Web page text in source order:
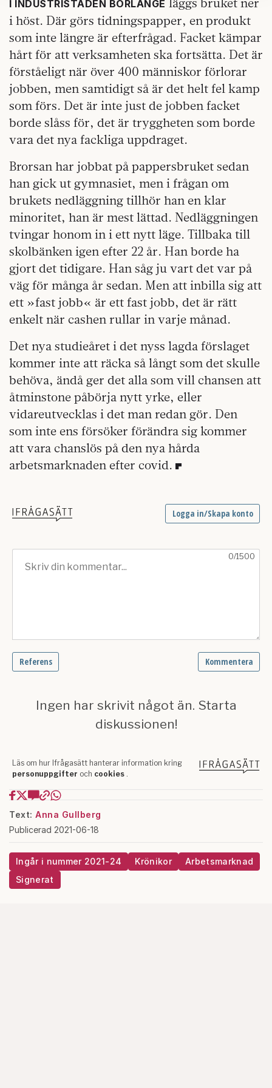
kan du göra dethär.
I INDUSTRISTADEN BORLÄNGE
i höst. Där görs tidningspapper, en produkt
som inte längre är efterfrågad. Facket kämpar
hårt för att verksamheten ska fortsätta. Det är
förståeligt när över 400 människor förlorar
jobben, men samtidigt så är det helt fel kamp
som förs. Det är inte just de jobben facket
borde slåss för, det är tryggheten som borde
vara det nya fackliga uppdraget.
Brorsan har jobbat på pappersbruket sedan
han gick ut gymnasiet, men i frågan om
brukets nedläggning tillhör han en klar
minoritet, han är mest lättad. Nedläggningen
tvingar honom in i ett nytt läge. Tillbaka till
skolbänken igen efter 22 år. Han borde ha
gjort det tidigare. Han såg ju vart det var på
väg för många år sedan. Men att inbilla sig att
ett »fast jobb« är ett fast jobb, det är rätt
enkelt när cashen rullar in varje månad.
Det nya studieåret i det nyss lagda förslaget
kommer inte att räcka så långt som det skulle
behöva, ändå ger det alla som vill chansen att
åtminstone påbörja nytt yrke, eller
vidareutvecklas i det man redan gör. Den
som inte ens försöker förändra sig kommer
att vara chanslös på den nya hårda
arbetsmarknaden efter covid.
Text: Anna Gullberg
Publicerad 2021-06-18
Ingår i nummer 2021-24 Krönikor
Arbetsmarknad
Signerat